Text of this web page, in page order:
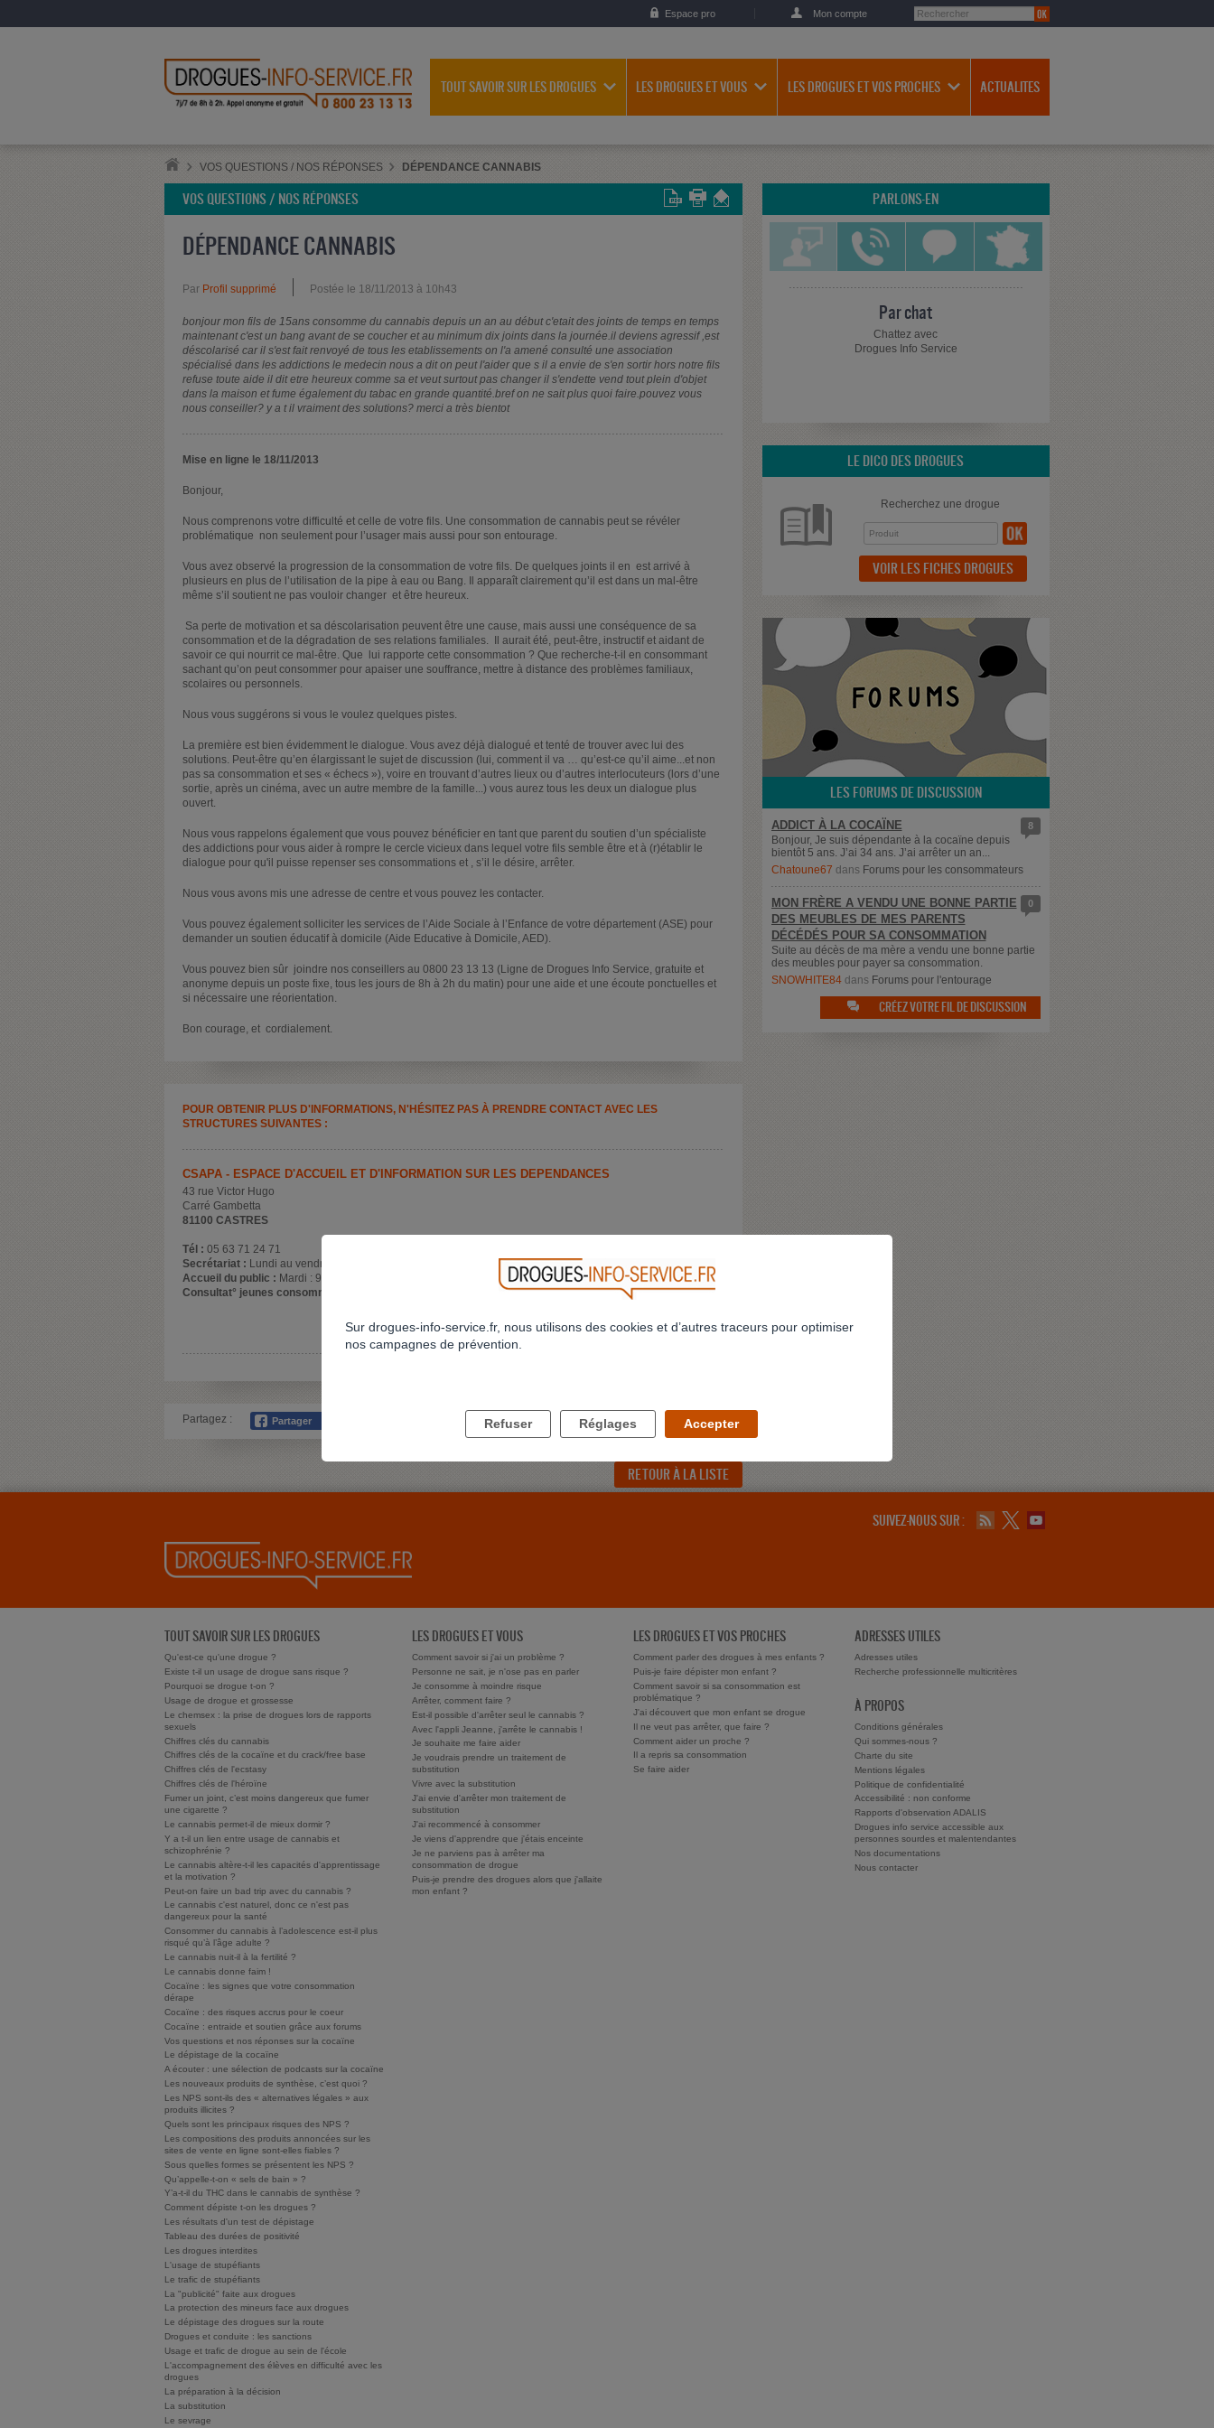
Espace pro Mon compte
TOUT SAVOIR SUR LES DROGUES LES DROGUES ET VOUS LES DROGUES ET VOS PROCHES ACTUALITES
VOS QUESTIONS / NOS RÉPONSES DÉPENDANCE CANNABIS
VOS QUESTIONS / NOS RÉPONSES
DÉPENDANCE CANNABIS
Par Profil supprimé Postée le 18/11/2013 à 10h43
bonjour mon fils de 15ans consomme du cannabis depuis un an au début c'etait des joints de temps en temps
maintenant c'est un bang avant de se coucher et au minimum dix joints dans la journée.il deviens agressif ,est
déscolarisé car il s'est fait renvoyé de tous les etablissements on l'a amené consulté une association
spécialisé dans les addictions le medecin nous a dit on peut l'aider que s il a envie de s'en sortir hors notre fils
refuse toute aide il dit etre heureux comme sa et veut surtout pas changer il s'endette vend tout plein d'objet
dans la maison et fume également du tabac en grande quantité.bref on ne sait plus quoi faire.pouvez vous
nous conseiller? y a t il vraiment des solutions? merci a très bientot
Mise en ligne le 18/11/2013
Bonjour,
Nous comprenons votre difficulté et celle de votre fils. Une consommation de cannabis peut se révéler
problématique non seulement pour l’usager mais aussi pour son entourage.
Vous avez observé la progression de la consommation de votre fils. De quelques joints il en est arrivé à
plusieurs en plus de l’utilisation de la pipe à eau ou Bang. Il apparaît clairement qu’il est dans un mal-être
même s’il soutient ne pas vouloir changer et être heureux.
Sa perte de motivation et sa déscolarisation peuvent être une cause, mais aussi une conséquence de sa
consommation et de la dégradation de ses relations familiales. Il aurait été, peut-être, instructif et aidant de
savoir ce qui nourrit ce mal-être. Que lui rapporte cette consommation ? Que recherche-t-il en consommant
sachant qu’on peut consommer pour apaiser une souffrance, mettre à distance des problèmes familiaux,
scolaires ou personnels.
Nous vous suggérons si vous le voulez quelques pistes.
La première est bien évidemment le dialogue. Vous avez déjà dialogué et tenté de trouver avec lui des
solutions. Peut-être qu’en élargissant le sujet de discussion (lui, comment il va … qu’est-ce qu’il aime...et non
pas sa consommation et ses « échecs »), voire en trouvant d’autres lieux ou d’autres interlocuteurs (lors d’une
sortie, après un cinéma, avec un autre membre de la famille...) vous aurez tous les deux un dialogue plus
ouvert.
Nous vous rappelons également que vous pouvez bénéficier en tant que parent du soutien d’un spécialiste
des addictions pour vous aider à rompre le cercle vicieux dans lequel votre fils semble être et à (r)établir le
dialogue pour qu'il puisse repenser ses consommations et , s’il le désire, arrêter.
Nous vous avons mis une adresse de centre et vous pouvez les contacter.
Vous pouvez également solliciter les services de l’Aide Sociale à l’Enfance de votre département (ASE) pour
demander un soutien éducatif à domicile (Aide Educative à Domicile, AED).
Vous pouvez bien sûr joindre nos conseillers au 0800 23 13 13 (Ligne de Drogues Info Service, gratuite et
anonyme depuis un poste fixe, tous les jours de 8h à 2h du matin) pour une aide et une écoute ponctuelles et
si nécessaire une réorientation.
Bon courage, et cordialement.
POUR OBTENIR PLUS D'INFORMATIONS, N'HÉSITEZ PAS À PRENDRE CONTACT AVEC LES
STRUCTURES SUIVANTES :
CSAPA - ESPACE D'ACCUEIL ET D'INFORMATION SUR LES DÉPENDANCES
43 rue Victor Hugo
Carré Gambetta
81100 CASTRES
Tél : 05 63 71 24 71
Secrétariat : Lundi au vendredi : 9h/12h et 14h/17h.
Accueil du public : Mardi : 9h/12h, Jeudi 9h/12h et 14h/17h
Consultat° jeunes consommateurs :
Consultations avec une psychologue sur rendez-vous
VOIR LA FICHE DÉTAILLÉE
Partagez :
RETOUR À LA LISTE
PARLONS-EN
Par chat
Chattez avec
Drogues Info Service
LE DICO DES DROGUES
Recherchez une drogue
VOIR LES FICHES DROGUES
LES FORUMS DE DISCUSSION
8
ADDICT À LA COCAÏNE
Bonjour, Je suis dépendante à la cocaïne depuis
bientôt 5 ans. J’ai 34 ans. J’ai arrêter un an...
Chatoune67 dans Forums pour les consommateurs
0
MON FRÈRE A VENDU UNE BONNE PARTIE
DES MEUBLES DE MES PARENTS
DÉCÉDÉS POUR SA CONSOMMATION
Suite au décès de ma mère a vendu une bonne partie
des meubles pour payer sa consommation.
SNOWHITE84dans Forums pour l'entourage
 CRÉEZ VOTRE FIL DE DISCUSSION
SUIVEZ-NOUS SUR :
TOUT SAVOIR SUR LES DROGUES
Qu'est-ce qu'une drogue ?
Existe t-il un usage de drogue sans risque ?
Pourquoi se drogue t-on ?
Usage de drogue et grossesse
Le chemsex : la prise de drogues lors de rapports
sexuels
Chiffres clés du cannabis
Chiffres clés de la cocaïne et du crack/free base
Chiffres clés de l'ecstasy
Chiffres clés de l'héroïne
Fumer un joint, c’est moins dangereux que fumer
une cigarette ?
Le cannabis permet-il de mieux dormir ?
Y a t-il un lien entre usage de cannabis et
schizophrénie ?
Le cannabis altère-t-il les capacités d'apprentissage
et la motivation ?
Peut-on faire un bad trip avec du cannabis ?
Le cannabis c'est naturel, donc ce n'est pas
dangereux pour la santé
Consommer du cannabis à l’adolescence est-il plus
risqué qu’à l’âge adulte ?
Le cannabis nuit-il à la fertilité ?
Le cannabis donne faim !
Cocaïne : les signes que votre consommation
dérape
Cocaïne : des risques accrus pour le coeur
Cocaïne : entraide et soutien grâce aux forums
Vos questions et nos réponses sur la cocaïne
Le dépistage de la cocaïne
A écouter : une sélection de podcasts sur la cocaïne
Les nouveaux produits de synthèse, c’est quoi ?
Les NPS sont-ils des « alternatives légales » aux
produits illicites ?
Quels sont les principaux risques des NPS ?
Les compositions des produits annoncées sur les
sites de vente en ligne sont-elles fiables ?
Sous quelles formes se présentent les NPS ?
Qu’appelle-t-on « sels de bain » ?
Y’a-t-il du THC dans le cannabis de synthèse ?
Comment dépiste t-on les drogues ?
Les résultats d'un test de dépistage
Tableau des durées de positivité
Les drogues interdites
L'usage de stupéfiants
Le trafic de stupéfiants
La "publicité" faite aux drogues
La protection des mineurs face aux drogues
Le dépistage des drogues sur la route
Drogues et conduite : les sanctions
Usage et trafic de drogue au sein de l'école
L'accompagnement des élèves en difficulté avec les
drogues
La préparation à la décision
La substitution
Le sevrage
LES DROGUES ET VOUS
Comment savoir si j'ai un problème ?
Personne ne sait, je n'ose pas en parler
Je consomme à moindre risque
Arrêter, comment faire ?
Est-il possible d'arrêter seul le cannabis ?
Avec l'appli Jeanne, j'arrête le cannabis !
Je souhaite me faire aider
Je voudrais prendre un traitement de
substitution
Vivre avec la substitution
J'ai envie d'arrêter mon traitement de
substitution
J'ai recommencé à consommer
Je viens d'apprendre que j'étais enceinte
Je ne parviens pas à arrêter ma
consommation de drogue
Puis-je prendre des drogues alors que j'allaite
mon enfant ?
LES DROGUES ET VOS PROCHES
Comment parler des drogues à mes enfants ?
Puis-je faire dépister mon enfant ?
Comment savoir si sa consommation est
problématique ?
J'ai découvert que mon enfant se drogue
Il ne veut pas arrêter, que faire ?
Comment aider un proche ?
Il a repris sa consommation
Se faire aider
ADRESSES UTILES
Adresses utiles
Recherche professionnelle multicritères
À PROPOS
Conditions générales
Qui sommes-nous ?
Charte du site
Mentions légales
Politique de confidentialité
Accessibilité : non conforme
Rapports d'observation ADALIS
Drogues info service accessible aux
personnes sourdes et malentendantes
Nos documentations
Nous contacter
Sur drogues-info-service.fr, nous utilisons des cookies et d’autres traceurs pour optimiser
nos campagnes de prévention.
Refuser Réglages Accepter